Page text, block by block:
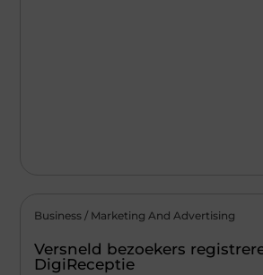
Business / Marketing And Advertising
Versneld bezoekers
DigiReceptie